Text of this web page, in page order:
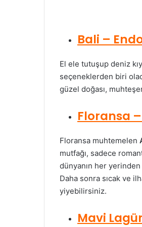
Bali –
El ele tutuşup deniz
seçeneklerden biri
güzel doğası,
Floransa
Floransa muhtemelen
mutfağı, sadece
dünyanın her
Daha sonra sıcak ve
yiyebilirsiniz.
Mavi